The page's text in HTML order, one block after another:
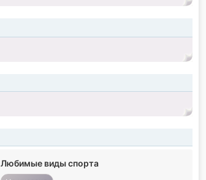
Любимые виды спорта